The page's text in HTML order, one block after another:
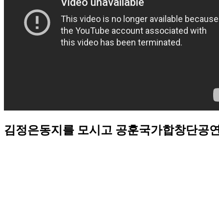
김정은동지를 모시고 공훈국가합창단공